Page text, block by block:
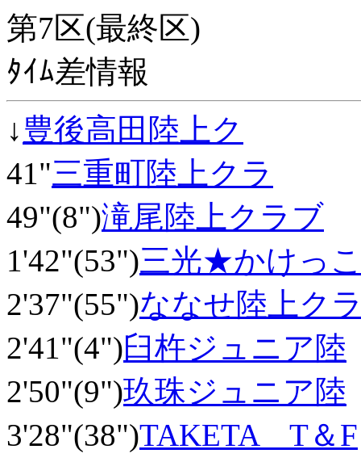
第7区(最終区)
ﾀｲﾑ差情報
↓豊後高田陸上ク
41"三重町陸上クラ
49"(8")滝尾陸上クラブ
1'42"(53")三光★かけっ
2'37"(55")ななせ陸上ク
2'41"(4")臼杵ジュニア陸
2'50"(9")玖珠ジュニア陸
3'28"(38")TAKETA T＆F